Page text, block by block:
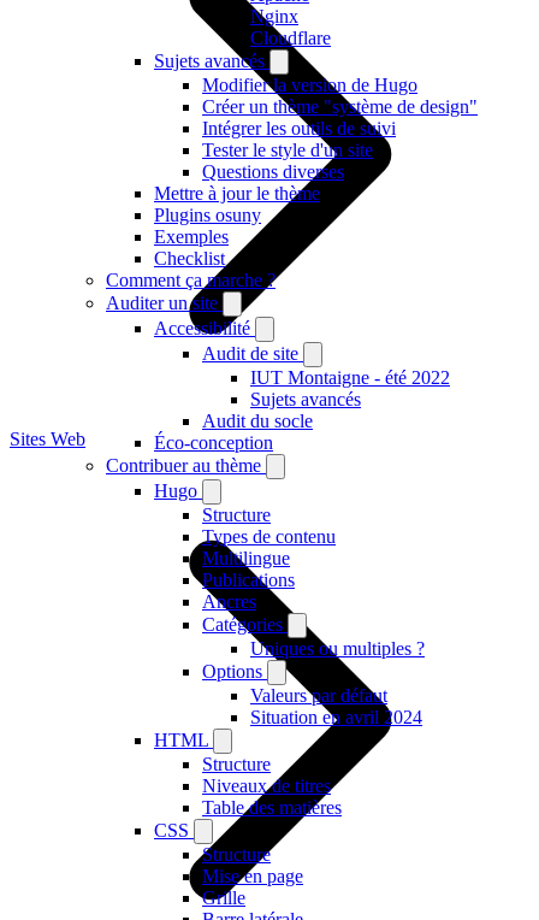
Nginx
Cloudflare
Sujets avancés
Modifier la version de Hugo
Créer un thème "système de design"
Intégrer les outils de suivi
Tester le style d'un site
Questions diverses
Mettre à jour le thème
Plugins osuny
Exemples
Checklist
Comment ça marche ?
Auditer un site
Accessibilité
Audit de site
IUT Montaigne - été 2022
Sujets avancés
Audit du socle
Éco-conception
Contribuer au thème
Hugo
Structure
Types de contenu
Multilingue
Publications
Ancres
Catégories
Uniques ou multiples ?
Options
Valeurs par défaut
Situation en avril 2024
HTML
Structure
Niveaux de titres
Table des matières
CSS
Structure
Mise en page
Grille
Sites Web